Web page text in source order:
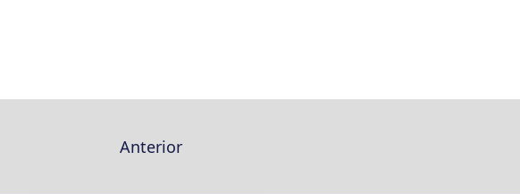
Anterior